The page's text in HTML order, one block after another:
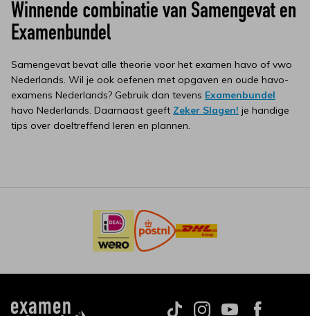
Winnende combinatie van Samengevat en
Examenbundel
Samengevat bevat alle theorie voor het examen havo of vwo
Nederlands. Wil je ook oefenen met opgaven en oude havo-
examens Nederlands? Gebruik dan tevens Examenbundel
havo Nederlands. Daarnaast geeft Zeker Slagen! je handige
tips over doeltreffend leren en plannen.